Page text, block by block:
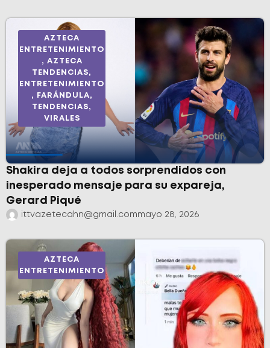
AZTECA
ENTRETENIMIENTO
, AZTECA
TENDENCIAS,
ENTRETENIMIENTO
,
FARÁNDULA,
TENDENCIAS,
VIRALES
Shakira deja a todos sorprendidos con
inesperado mensaje para su expareja,
Gerard Piqué
ittvazetecahn@gmail.commayo 28, 2026
AZTECA
ENTRETENIMIENTO